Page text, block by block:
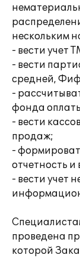
нескольким
- вести учет
- вести
средней,
-
фонда
- вести
продаж;
-
отчетность
- вести учет
проведена
которой